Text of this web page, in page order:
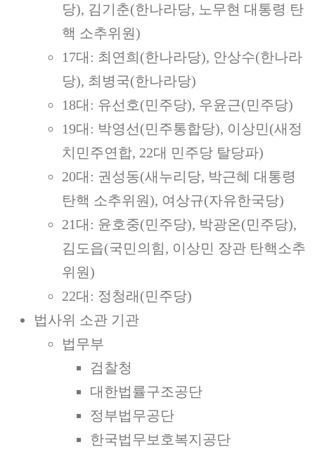
당), 김기춘(한나라당, 노무현 대통령 탄
핵 소추위원)
17대: 최연희(한나라당), 안상수(한나라
당), 최병국(한나라당)
18대: 유선호(민주당), 우윤근(민주당)
19대: 박영선(민주통합당), 이상민(새정
치민주연합, 22대 민주당 탈당파)
20대: 권성동(새누리당, 박근혜 대통령
탄핵 소추위원), 여상규(자유한국당)
21대: 윤호중(민주당), 박광온(민주당),
김도읍(국민의힘, 이상민 장관 탄핵소추
위원)
22대: 정청래(민주당)
법사위 소관 기관
법무부
검찰청
대한법률구조공단
정부법무공단
한국법무보호복지공단